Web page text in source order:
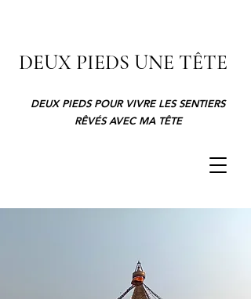
DEUX PIEDS UNE TÊTE
DEUX PIEDS POUR VIVRE LES SENTIERS
RÊVÉS AVEC MA TÊTE